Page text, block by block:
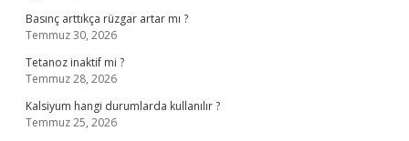
Basınç arttıkça rüzgar artar mı ?
Temmuz 30, 2026
Tetanoz inaktif mi ?
Temmuz 28, 2026
Kalsiyum hangi durumlarda kullanılır ?
Temmuz 25, 2026